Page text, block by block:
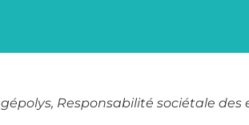
Responsabilité sociétale des